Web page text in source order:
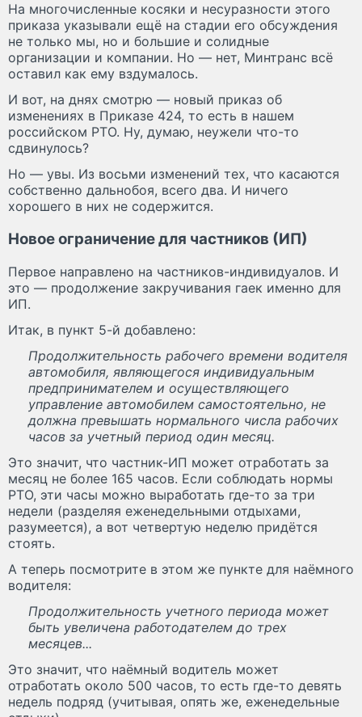
На многочисленные косяки и несуразности этого
приказа указывали ещё на стадии его обсуждения
не только мы, но и большие и солидные
организации и компании. Но — нет, Минтранс всё
оставил как ему вздумалось.
И вот, на днях смотрю — новый приказ об
изменениях в Приказе 424, то есть в нашем
российском РТО. Ну, думаю, неужели что-то
сдвинулось?
Но — увы. Из восьми изменений тех, что касаются
собственно дальнобоя, всего два. И ничего
хорошего в них не содержится.
Новое ограничение для частников (ИП)
Первое направлено на частников-индивидуалов. И
это — продолжение закручивания гаек именно для
ИП.
Итак, в пункт 5-й добавлено:
Продолжительность рабочего времени водителя
автомобиля, являющегося индивидуальным
предпринимателем и осуществляющего
управление автомобилем самостоятельно, не
должна превышать нормального числа рабочих
часов за учетный период один месяц.
Это значит, что частник-ИП может отработать за
месяц не более 165 часов. Если соблюдать нормы
РТО, эти часы можно выработать где-то за три
недели (разделяя еженедельными отдыхами,
разумеется), а вот четвертую неделю придётся
стоять.
А теперь посмотрите в этом же пункте для наёмного
водителя:
Продолжительность учетного периода может
быть увеличена работодателем до трех
месяцев...
Это значит, что наёмный водитель может
отработать около 500 часов, то есть где-то девять
недель подряд (учитывая, опять же, еженедельные